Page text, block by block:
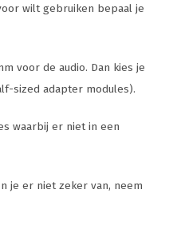
wilt gebruiken bepaal je
voor de audio. Dan kies je
sized adapter modules).
waarbij er niet in een
je er niet zeker van, neem